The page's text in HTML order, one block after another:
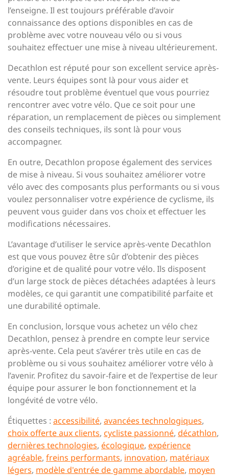
l’enseigne. Il est toujours préférable d’avoir
connaissance des options disponibles en cas de
problème avec votre nouveau vélo ou si vous
souhaitez effectuer une mise à niveau ultérieurement.
Decathlon est réputé pour son excellent service après-
vente. Leurs équipes sont là pour vous aider et
résoudre tout problème éventuel que vous pourriez
rencontrer avec votre vélo. Que ce soit pour une
réparation, un remplacement de pièces ou simplement
des conseils techniques, ils sont là pour vous
accompagner.
En outre, Decathlon propose également des services
de mise à niveau. Si vous souhaitez améliorer votre
vélo avec des composants plus performants ou si vous
voulez personnaliser votre expérience de cyclisme, ils
peuvent vous guider dans vos choix et effectuer les
modifications nécessaires.
L’avantage d’utiliser le service après-vente Decathlon
est que vous pouvez être sûr d’obtenir des pièces
d’origine et de qualité pour votre vélo. Ils disposent
d’un large stock de pièces détachées adaptées à leurs
modèles, ce qui garantit une compatibilité parfaite et
une durabilité optimale.
En conclusion, lorsque vous achetez un vélo chez
Decathlon, pensez à prendre en compte leur service
après-vente. Cela peut s’avérer très utile en cas de
problème ou si vous souhaitez améliorer votre vélo à
l’avenir. Profitez du savoir-faire et de l’expertise de leur
équipe pour assurer le bon fonctionnement et la
longévité de votre vélo.
Étiquettes : accessibilité, avancées technologiques,
choix offerte aux clients, cycliste passionné, décathlon,
dernières technologies, écologique, expérience
agréable, freins performants, innovation, matériaux
légers, modèle d'entrée de gamme abordable, moyen